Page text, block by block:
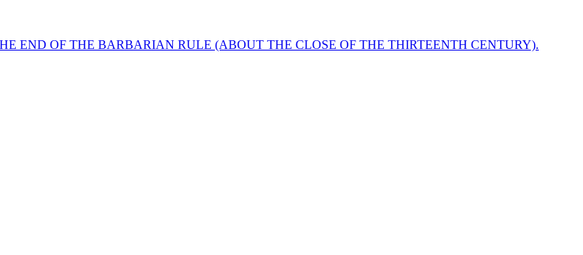
END OF THE BARBARIAN RULE (ABOUT THE CLOSE OF THE THIRTEENTH CENTURY).